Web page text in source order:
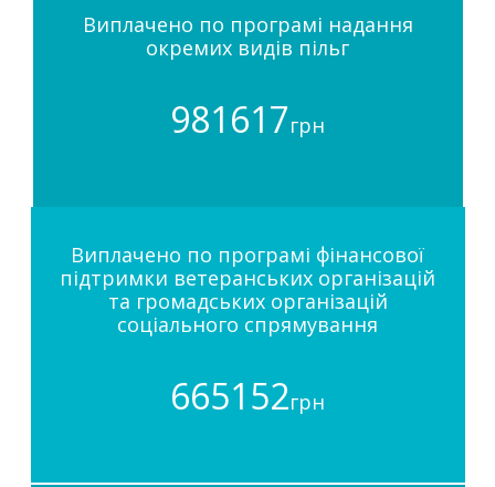
Виплачено по програмі надання
окремих видів пільг
981617грн
Виплачено по програмі фінансової
підтримки ветеранських організацій
та громадських організацій
соціального спрямування
665152грн